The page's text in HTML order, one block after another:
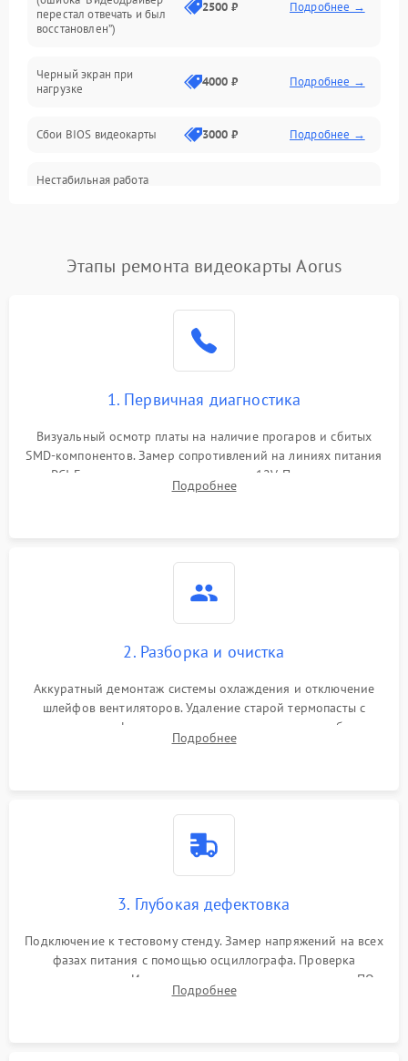
Интерфейсные и коммуникационные проблемы
Электропитание
ПО
Электронные компоненты
Общие поломки
Механические повреждения
перестал отвечать и был
восстановлен”)
2500 ₽ Подробнее →
Черный экран при
нагрузке
4000 ₽ Подробнее →
Сбои BIOS видеокарты 3000 ₽ Подробнее →
Нестабильная работа
Этапы ремонта видеокарты Aorus
1. Первичная диагностика
Визуальный осмотр платы на наличие прогаров и сбитых
SMD-компонентов. Замер сопротивлений на линиях питания
PCI-E и дополнительных разъемах 12V. Проверка на
короткое замыкание основных дросселей питания GPU и
Подробнее
2. Разборка и очистка
Аккуратный демонтаж системы охлаждения и отключение
шлейфов вентиляторов. Удаление старой термопасты с
кристалла графического чипа и термопрокладок с банок
памяти и зоны VRM. Очистка платы от пыли и окислов.
Подробнее
3. Глубокая дефектовка
Подключение к тестовому стенду. Замер напряжений на всех
фазах питания с помощью осциллографа. Проверка
инициализации. Использование специализированного ПО
MATS
Подробнее